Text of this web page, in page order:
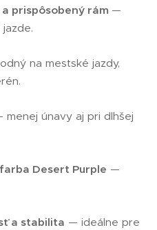
prispôsobený rám —
na mestské jazdy,
menej únavy aj pri dlhšej
Desert Purple —
a stabilita — ideálne pre